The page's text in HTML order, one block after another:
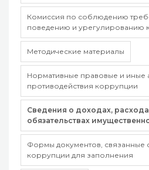
Комиссия по соблюдению
поведению и урегулированию
Методические материалы
Нормативные правовые и иные
противодействия коррупции
Сведения о доходах,
обязательствах
Формы документов, связанные
коррупции для заполнения